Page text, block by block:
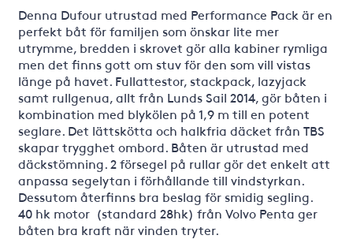
Denna Dufour utrustad med Performance Pack är en
perfekt båt för familjen som önskar lite mer
utrymme, bredden i skrovet gör alla kabiner rymliga
men det finns gott om stuv för den som vill vistas
länge på havet. Fullattestor, stackpack, lazyjack
samt rullgenua, allt från Lunds Sail 2014, gör båten i
kombination med blykölen på 1,9 m till en potent
seglare. Det lättskötta och halkfria däcket från TBS
skapar trygghet ombord. Båten är utrustad med
däckstömning. 2 försegel på rullar gör det enkelt att
anpassa segelytan i förhållande till vindstyrkan.
Dessutom återfinns bra beslag för smidig segling.
40 hk motor (standard 28hk) från Volvo Penta ger
båten bra kraft när vinden tryter.